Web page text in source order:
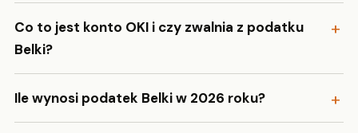
Co to jest konto OKI i czy zwalnia z podatku
Belki?
Ile wynosi podatek Belki w 2026 roku?